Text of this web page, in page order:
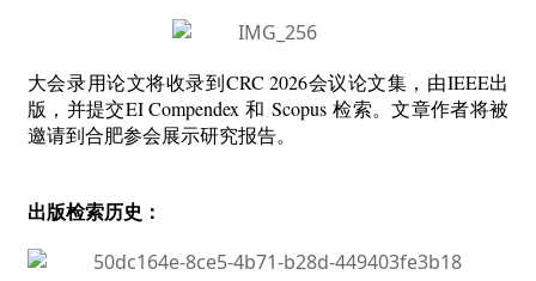
大会录用论文将收录到CRC 2026会议论文集，由IEEE出
版，并提交EI Compendex 和 Scopus 检索。文章作者将被
邀请到合肥参会展示研究报告。
出版检索历史：